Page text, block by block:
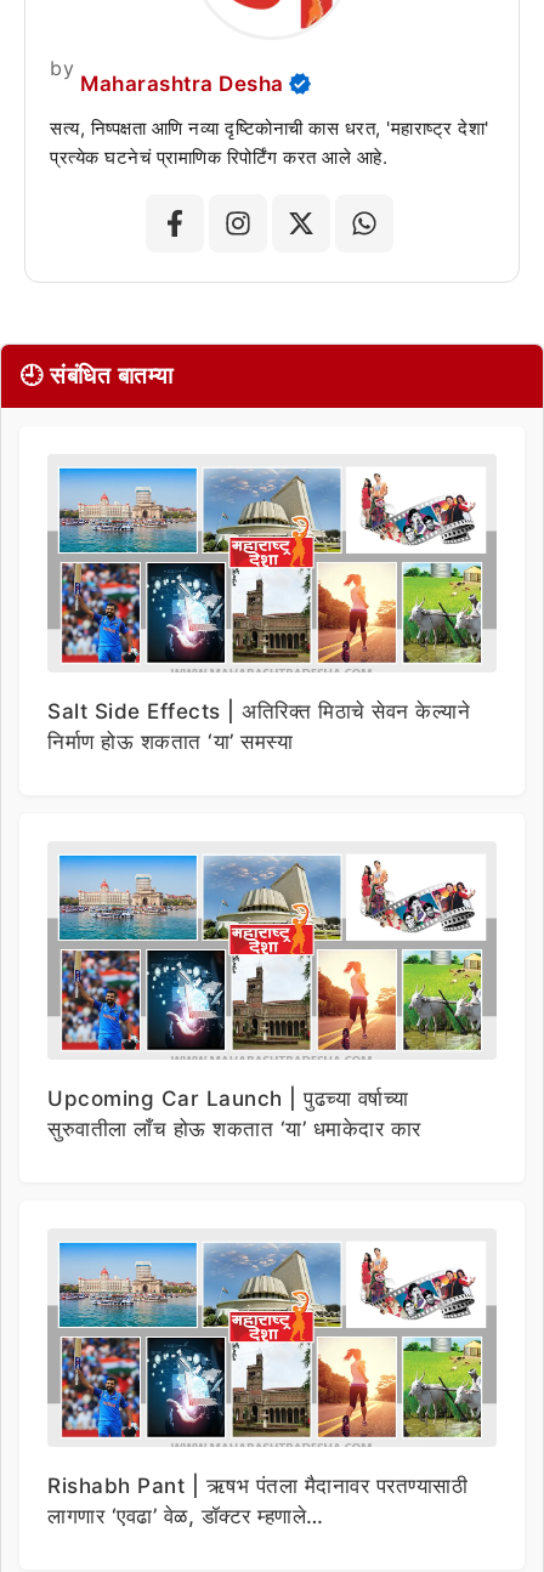
by
Maharashtra Desha
सत्य, निष्पक्षता आणि नव्या दृष्टिकोनाची कास धरत, 'महाराष्ट्र देशा'
प्रत्येक घटनेचं प्रामाणिक रिपोर्टिंग करत आले आहे.
🕘 संबंधित बातम्या
Salt Side Effects | अतिरिक्त मिठाचे सेवन केल्याने
निर्माण होऊ शकतात ‘या’ समस्या
Upcoming Car Launch | पुढच्या वर्षाच्या
सुरुवातीला लाँच होऊ शकतात ‘या’ धमाकेदार कार
Rishabh Pant | ऋषभ पंतला मैदानावर परतण्यासाठी
लागणार ‘एवढा’ वेळ, डॉक्टर म्हणाले…